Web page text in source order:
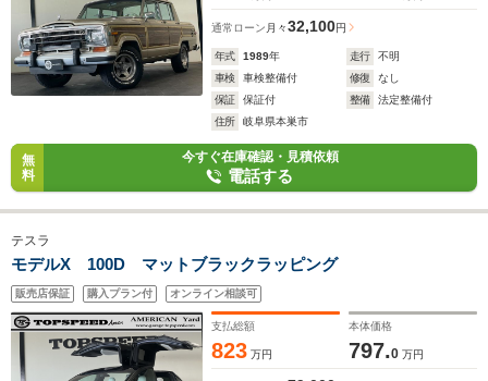
通常ローン 月々32,100円
年式 1989年 走行
不明
車検
車検整備付 修復
なし
保証
保証付 整備
法定整備付
住所
岐阜県本巣市
無
料
今すぐ在庫確認・見積依頼
電話する
テスラ
モデルX 100D マットブラックラッピング
販売店保証 購入プラン付 オンライン相談可
支払総額
823 万円
本体価格
797.0 万円